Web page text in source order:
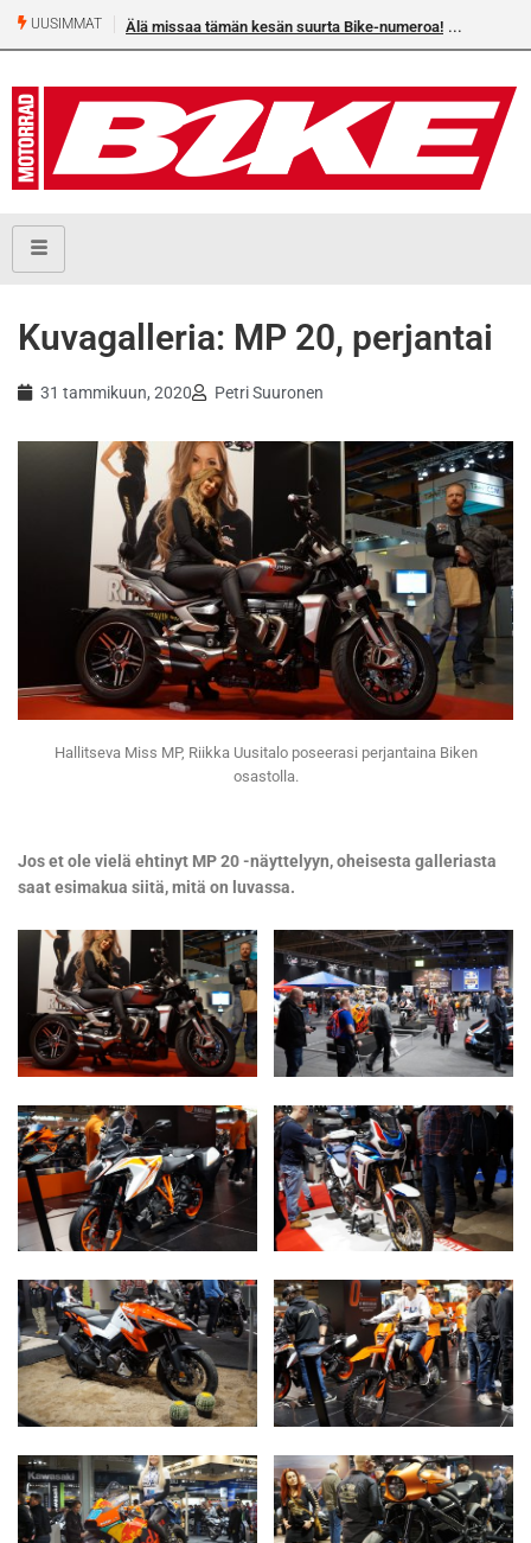
UUSIMMATÄlä missaa tämän kesän suurta Bike-numeroa! Heikkilä
Kuvagalleria: MP 20, perjantai
31 tammikuun, 2020 Petri Suuronen
Hallitseva Miss MP, Riikka Uusitalo poseerasi perjantaina Biken
osastolla.
Jos et ole vielä ehtinyt MP 20 -näyttelyyn, oheisesta galleriasta
saat esimakua siitä, mitä on luvassa.